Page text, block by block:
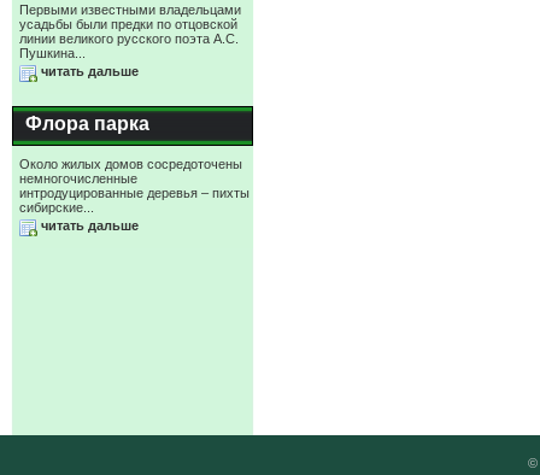
Первыми известными владельцами
усадьбы были предки по отцовской
линии великого русского поэта А.С.
Пушкина...
читать дальше
Флора парка
Около жилых домов сосредоточены
немногочисленные
интродуцированные деревья – пихты
сибирские...
читать дальше
©